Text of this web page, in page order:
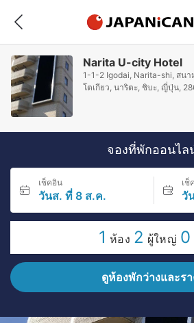
Narita U-city Hotel
1-1-2 Igodai, Narita-shi, สน
โตเกียว, นาริตะ, ชิบะ, ญี่ปุ่น,
จองที่พักออนไล
เช็คอิน
วันส. ที่ 8 ส.ค.
เช็
วั
1 ห้อง 2 ผู้ใหญ่ 0
ดูห้องพักว่างและร